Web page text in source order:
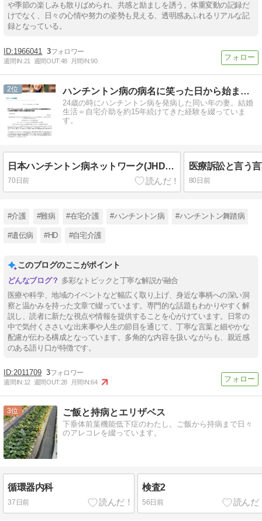
や季節の楽しみも散りばめられ、共感と励ましを誘う。体重変動の記録だ
けでなく、日々の心情や努力の姿勢も見える、透明感あふれるリアルな記
録となっている。
1966041 3
週間IN:21 週間OUT:48 月間IN:90
2 ハンチントン病の病名に笑った日から始まった
24歳の時にハンチントン病を発病した同い年の妻。結婚
生活＝自宅介助を約15年続けてきた経験を綴っていま
す。
日本ハンチントン病ネットワーク(JHDN)のHPが更新されました
70日前
医療訴訟と言う
80日前
#介護 #難病 #在宅介護 #ハンチントン病 #ハンチントン舞踏病
#遺伝病 #HD #自宅介護
このブログのここがポイント
多彩なトピックと丁寧な解説が融合
医療や科学、地域のイベントなど幅広く取り上げ、身近な事柄への深い洞
察と温かみを持った文章で綴っています。専門的な話題もわかりやすく解
説し、読者に新たな視点や情報を提供することを心がけています。日常の
中で気付くささいな出来事や人生の節目を通じて、丁寧な言葉と細やかな
配慮が伝わる構成となっています。多角的な内容を扱いながらも、親近感
のある語り口が特徴です。
2011709 3
週間IN:12 週間OUT:28 月間IN:64
3 ご飯と持病とエリザベス
下垂体前葉機能低下症のわたし。ご飯から持病まで日々
のアレコレを綴っています。
循環器内科
37日前
検査2
56日前